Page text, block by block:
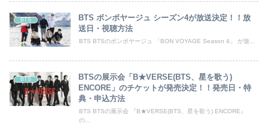
BTS
BTS ボンボヤージュ シーズン4が放送決定！！放
送日・視聴方法
BTS BTSのボンボヤージュ 「BON VOYAGE Season 4」 が放...
BTS
BTSの展示会「B★VERSE(BTS、星を歌う)
ENCORE」のチケットが発売決定！！発売日・特
典・申込方法
BTS BTSの展示会 『B★VERSE(BTS、星を歌う) ENCORE』
の...